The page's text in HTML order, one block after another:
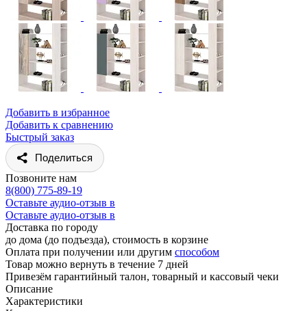
Добавить в избранное
Добавить к сравнению
Быстрый заказ
Поделиться
Позвоните нам
8(800) 775-89-19
Оставьте аудио-отзыв в
Оставьте аудио-отзыв в
Доставка по городу
до дома (до подъезда), стоимость в корзине
Оплата при получении или другим способом
Товар можно вернуть в течение 7 дней
Привезём гарантийный талон, товарный и кассовый чеки
Описание
Характеристики